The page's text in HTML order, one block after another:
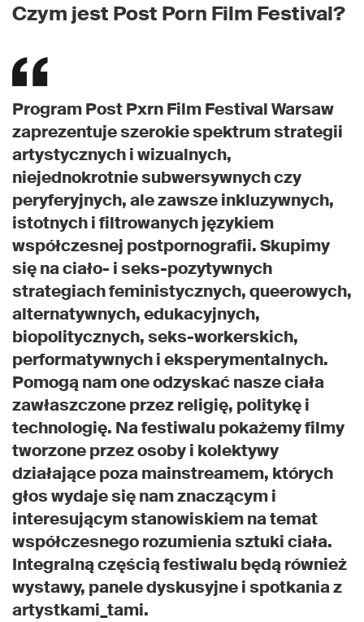
Czym jest Post Porn Film Festival?
Program Post Pxrn Film Festival Warsaw
zaprezentuje szerokie spektrum strategii
artystycznych i wizualnych,
niejednokrotnie subwersywnych czy
peryferyjnych, ale zawsze inkluzywnych,
istotnych i filtrowanych językiem
współczesnej postpornografii. Skupimy
się na ciało- i seks-pozytywnych
strategiach feministycznych, queerowych,
alternatywnych, edukacyjnych,
biopolitycznych, seks-workerskich,
performatywnych i eksperymentalnych.
Pomogą nam one odzyskać nasze ciała
zawłaszczone przez religię, politykę i
technologię. Na festiwalu pokażemy filmy
tworzone przez osoby i kolektywy
działające poza mainstreamem, których
głos wydaje się nam znaczącym i
interesującym stanowiskiem na temat
współczesnego rozumienia sztuki ciała.
Integralną częścią festiwalu będą również
wystawy, panele dyskusyjne i spotkania z
artystkami_tami.